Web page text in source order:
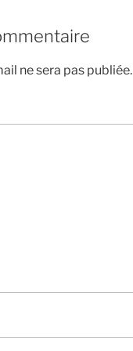
ne sera pas publiée.